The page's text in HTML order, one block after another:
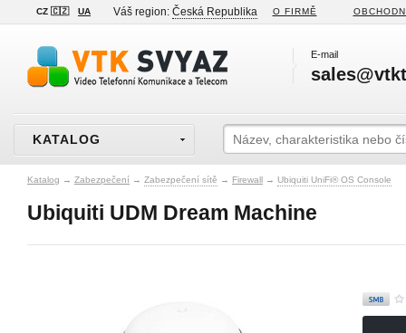
CZ 🇨🇿 UA Váš region: Česká Republika O FIRMĚ
E-mail
KATALOG
Katalog → Zabezpečení → Zabezpečení sítě → Firewall → Ubiquiti UniFi® OS Console
Ubiquiti UDM Dream Machine